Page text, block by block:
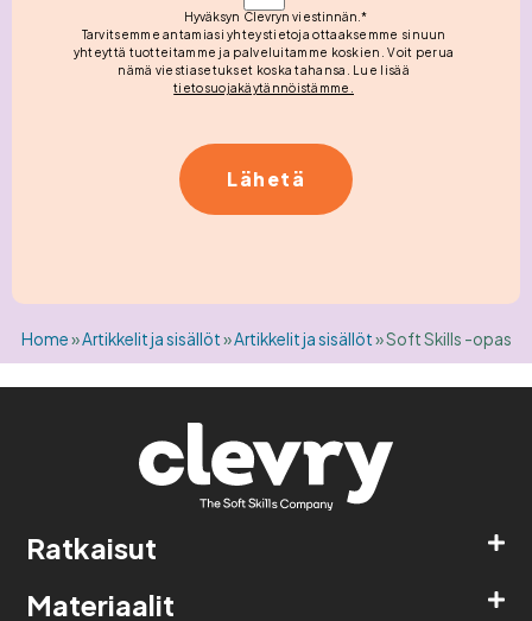
Hyväksyn Clevryn viestinnän.*
Tarvitsemme antamiasi yhteystietoja ottaaksemme sinuun
yhteyttä tuotteitamme ja palveluitamme koskien. Voit perua
nämä viestiasetukset koska tahansa. Lue lisää
tietosuojakäytännöistämme.
Home»Artikkelit ja sisällöt»Artikkelit ja sisällöt»Soft Skills -opas
Ratkaisut
Materiaalit